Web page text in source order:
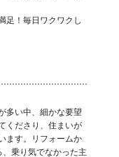
足！毎日ワクワクし
多い中、細かな要望
くださり、住まいが
ます。リフォームか
、乗り気でなかった主